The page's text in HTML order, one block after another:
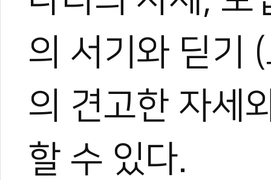
의 서기와 딛기
의 견고한 자세
할 수 있다.